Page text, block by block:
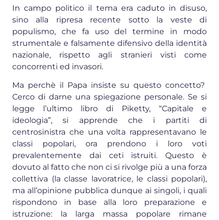
In campo politico il tema era caduto in disuso,
sino alla ripresa recente sotto la veste di
populismo, che fa uso del termine in modo
strumentale e falsamente difensivo della identità
nazionale, rispetto agli stranieri visti come
concorrenti ed invasori.
Ma perchè il Papa insiste su questo concetto?
Cerco di darne una spiegazione personale. Se si
legge l’ultimo libro di Piketty, “Capitale e
ideologia”, si apprende che i partiti di
centrosinistra che una volta rappresentavano le
classi popolari, ora prendono i loro voti
prevalentemente dai ceti istruiti. Questo è
dovuto al fatto che non ci si rivolge più a una forza
collettiva (la classe lavoratrice, le classi popolari),
ma all’opinione pubblica dunque ai singoli, i quali
rispondono in base alla loro preparazione e
istruzione: la larga massa popolare rimane